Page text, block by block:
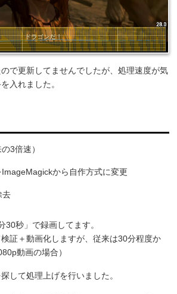
で更新してませんでしたが、処理速度が気
入れました。
3倍速）
から自作方式に変更
去
30秒」で録画してます。
証＋動画化しますが、従来は30分程度か
動画の場合）
して処理上げを行いました。